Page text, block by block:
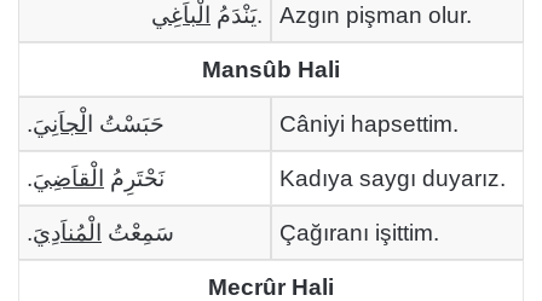
يَنْدَمُ الْباَغِي . Azgın pişman olur.
Mansûb Hali
حَبَسْتُ الْجاَنِيَ. Câniyi hapsettim.
نَحْتَرِمُ الْقاَضِيَ. Kadıya saygı duyarız.
سَمِعْتُ الْمُناَدِيَ. Çağıranı işittim.
Mecrûr Hali